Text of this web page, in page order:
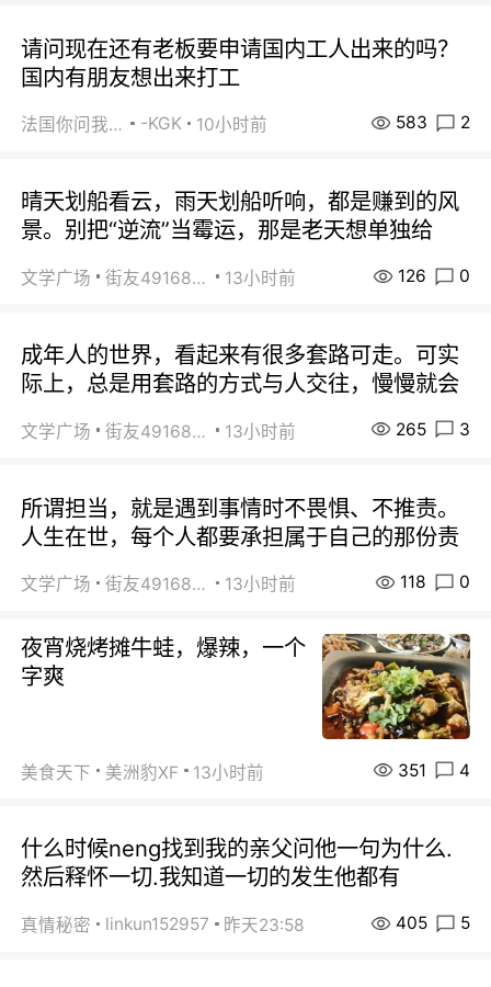
请问现在还有老板要申请国内工人出来的吗？
国内有朋友想出来打工
法国你问我答 -KGK 10小时前 583 2
晴天划船看云，雨天划船听响，都是赚到的风
景。别把“逆流”当霉运，那是老天想单独给
文学广场 街友49168527 13小时前 126 0
成年人的世界，看起来有很多套路可走。可实
际上，总是用套路的方式与人交往，慢慢就会
文学广场 街友49168527 13小时前 265 3
所谓担当，就是遇到事情时不畏惧、不推责。
人生在世，每个人都要承担属于自己的那份责
文学广场 街友49168527 13小时前 118 0
夜宵烧烤摊牛蛙，爆辣，一个
字爽
美食天下 美洲豹XF 13小时前 351 4
什么时候neng找到我的亲父问他一句为什么.
然后释怀一切.我知道一切的发生他都有
真情秘密 linkun152957 昨天23:58 405 5